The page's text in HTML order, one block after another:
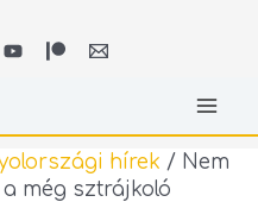
hírek / Nem
még sztrájkoló